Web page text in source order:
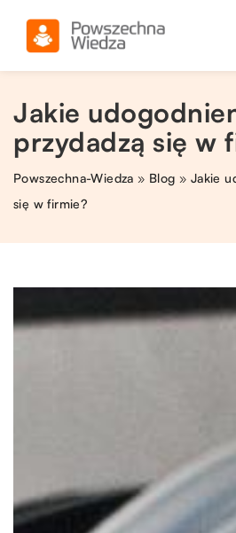
Jakie
przydadzą się w
Powszechna-Wiedza » Blog » Jakie
się w firmie?